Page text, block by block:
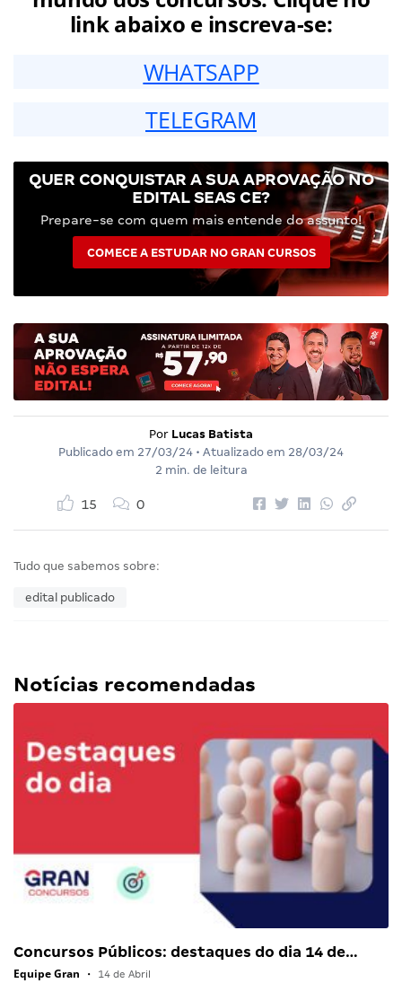
link abaixo e inscreva-se:
WHATSAPP
TELEGRAM
QUER CONQUISTAR A SUA APROVAÇÃO NO
EDITAL SEAS CE?
Prepare-se com quem mais entende do assunto!
COMECE A ESTUDAR NO GRAN CURSOS
Por Lucas Batista
Publicado em 27/03/24 • Atualizado em 28/03/24
2 min. de leitura
15 0
Tudo que sabemos sobre:
edital publicado
Notícias recomendadas
Concursos Públicos: destaques do dia 14 de…
Equipe Gran • 14 de Abril